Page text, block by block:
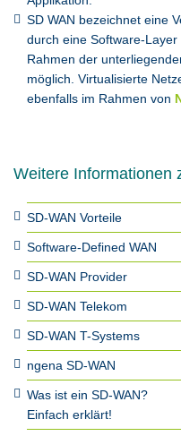
SD WAN bezeichnet eine
durch eine Software-
Rahmen der
möglich. Virtualisierte
ebenfalls im Rahmen von
Weitere Informationen
SD-WAN Vorteile
Software-Defined WAN
SD-WAN Provider
SD-WAN Telekom
SD-WAN T-Systems
ngena SD-WAN
Was ist ein SD-WAN?
Einfach erklärt!